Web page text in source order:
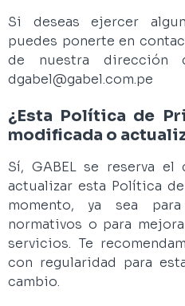
Si deseas ejercer
puedes ponerte en
de nuestra dirección
dgabel@gabel.com.pe
¿Esta Política de
modificada o
Sí, GABEL se reserva
actualizar esta Política
momento, ya sea
normativos o para
servicios. Te
con regularidad para
cambio.